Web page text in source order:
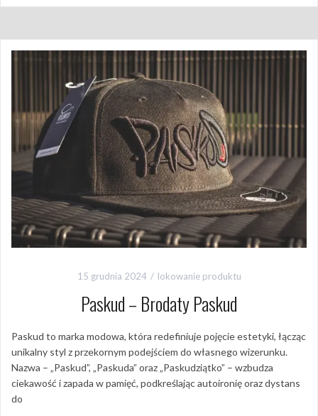
15 grudnia 2024 lokowanie produktu
Paskud – Brodaty Paskud
Paskud to marka modowa, która redefiniuje pojęcie estetyki, łącząc
unikalny styl z przekornym podejściem do własnego wizerunku.
Nazwa – „Paskud”, „Paskuda” oraz „Paskudziątko” – wzbudza
ciekawość i zapada w pamięć, podkreślając autoironię oraz dystans
do